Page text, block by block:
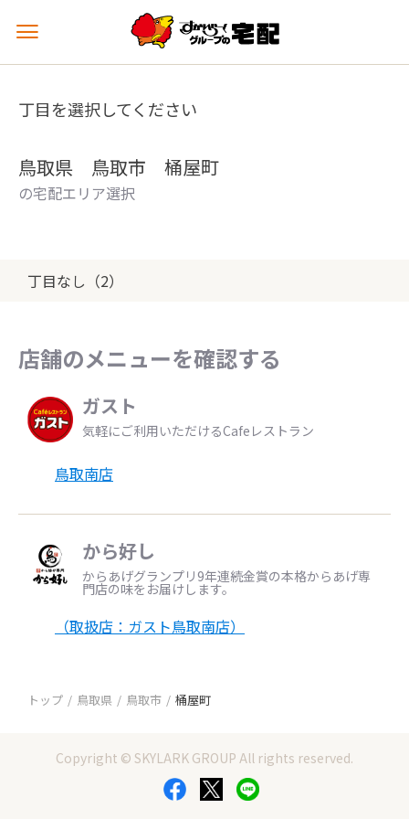
メ
ュ
を
丁目を選択してください
鳥取県 鳥取市 桶屋町
の宅配エリア選択
丁目なし（2）
店舗のメニューを確認する
ガスト
気軽にご利用いただけるCafeレストラン
鳥取南店
から好し
からあげグランプリ9年連続金賞の本格からあげ専
門店の味をお届けします。
（取扱店：ガスト鳥取南店）
トップ 鳥取県 鳥取市 桶屋町
Copyright © SKYLARK GROUP All rights reserved.